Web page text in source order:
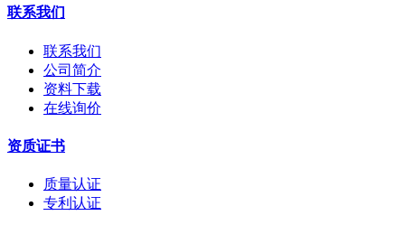
联系我们
联系我们
公司简介
资料下载
在线询价
资质证书
质量认证
专利认证